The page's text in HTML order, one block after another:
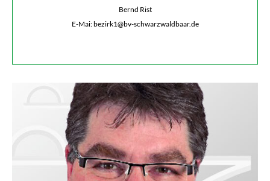
Bernd Rist
E-Mai: bezirk1@bv-schwarzwaldbaar.de
mail